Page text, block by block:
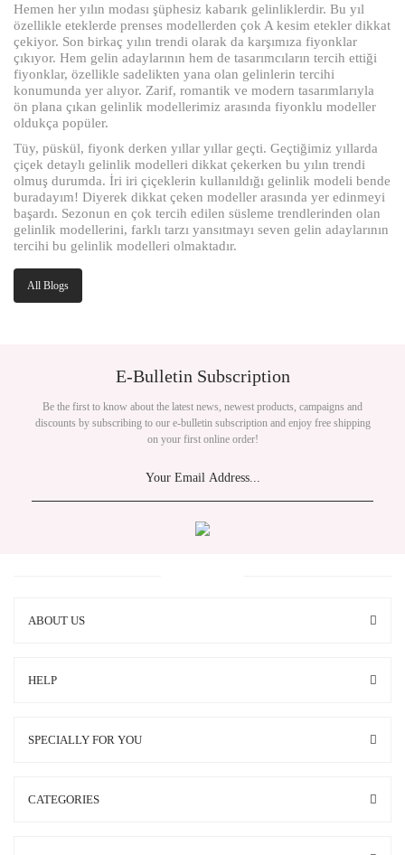
Hemen her yılın modası şüphesiz kabarık gelinliklerdir. Bu yıl
özellikle eteklerde prenses modellerden çok A kesim etekler dikkat
çekiyor. Son birkaç yılın trendi olarak da karşımıza fiyonklar
çıkıyor. Hem gelin adaylarının hem de tasarımcıların tercih ettiği
fiyonklar, özellikle sadelikten yana olan gelinlerin tercihi
konumunda yer alıyor. Zarif, romantik ve modern tasarımlarıyla
ön plana çıkan gelinlik modellerimiz arasında fiyonklu modeller
oldukça popüler.
Tüy, püskül, fiyonk derken yıllar yıllar geçti. Geçtiğimiz yıllarda
çiçek detaylı gelinlik modelleri dikkat çekerken bu yılın trendi
olmuş durumda. İri iri çiçeklerin kullanıldığı gelinlik modeli bende
buradayım! Diyerek dikkat çeken modeller arasında yer edinmeyi
başardı. Sezonun en çok tercih edilen süsleme trendlerinden olan
gelinlik modellerini, farklı tarzı yansıtmayı seven gelin adaylarının
tercihi bu gelinlik modelleri olmaktadır.
All Blogs
E-Bulletin Subscription
Be the first to know about the latest news, newest products, campaigns and
discounts by subscribing to our e-bulletin subscription and enjoy free shipping
on your first online order!
ABOUT US
HELP
SPECIALLY FOR YOU
CATEGORIES